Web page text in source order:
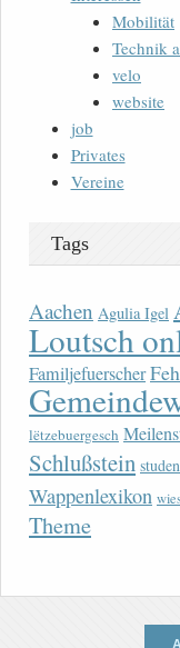
Mobilität
Technik
velo
website
job
Privates
Vereine
Tags
Aachen Agulia Igel
Loutsch
Familjefuerscher
lëtzebuergesch
Schlußstein
Wappenlexikon
Theme